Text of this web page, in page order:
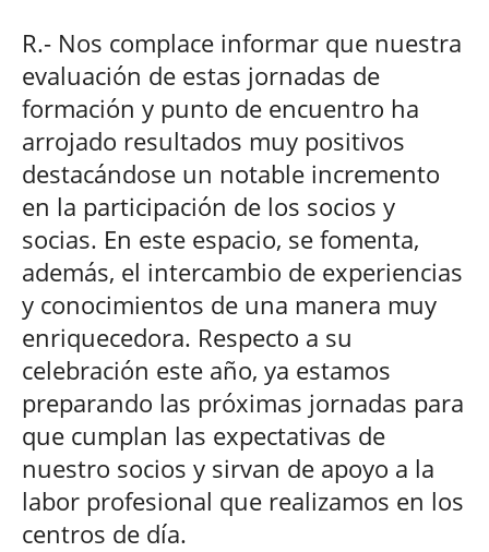
R.- Nos complace informar que nuestra
evaluación de estas jornadas de
formación y punto de encuentro ha
arrojado resultados muy positivos
destacándose un notable incremento
en la participación de los socios y
socias. En este espacio, se fomenta,
además, el intercambio de experiencias
y conocimientos de una manera muy
enriquecedora. Respecto a su
celebración este año, ya estamos
preparando las próximas jornadas para
que cumplan las expectativas de
nuestro socios y sirvan de apoyo a la
labor profesional que realizamos en los
centros de día.